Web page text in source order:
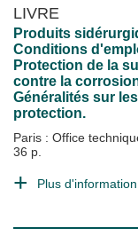
LIVRE
Produits
Conditions
Protection de la
contre la
Généralités sur
protection.
Paris : Office
36 p.
Plus